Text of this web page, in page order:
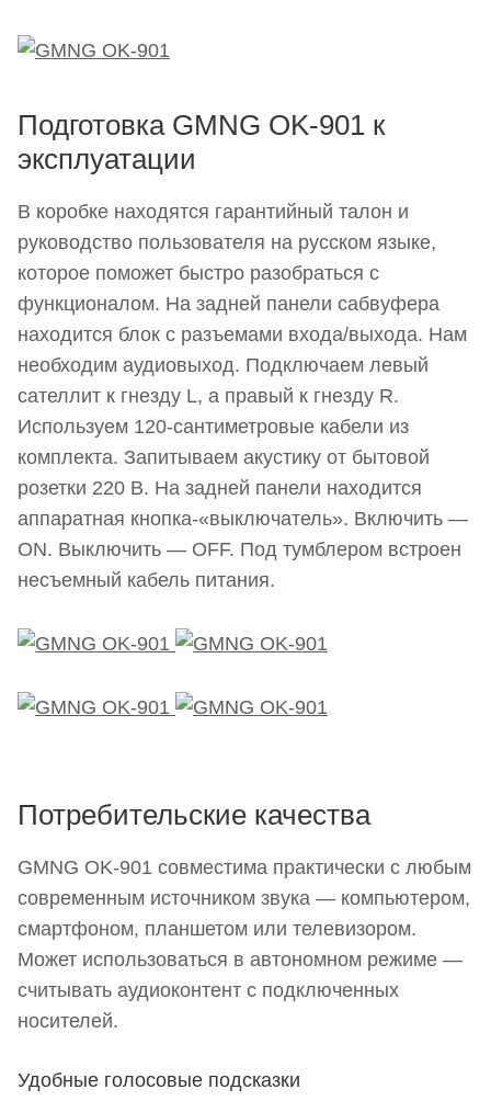
Подготовка GMNG OK-901 к
эксплуатации
В коробке находятся гарантийный талон и
руководство пользователя на русском языке,
которое поможет быстро разобраться с
функционалом. На задней панели сабвуфера
находится блок с разъемами входа/выхода. Нам
необходим аудиовыход. Подключаем левый
сателлит к гнезду L, а правый к гнезду R.
Используем 120-сантиметровые кабели из
комплекта. Запитываем акустику от бытовой
розетки 220 В. На задней панели находится
аппаратная кнопка-«выключатель». Включить —
ON. Выключить — OFF. Под тумблером встроен
несъемный кабель питания.
Потребительские качества
GMNG OK-901 совместима практически с любым
современным источником звука — компьютером,
смартфоном, планшетом или телевизором.
Может использоваться в автономном режиме —
считывать аудиоконтент с подключенных
носителей.
Удобные голосовые подсказки